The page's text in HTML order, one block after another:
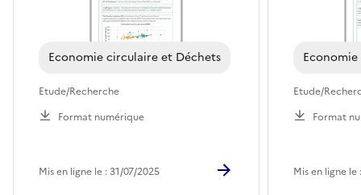
Economie circulaire et Déchets
Etude/Recherche
Format numérique
Mis en ligne le : 31/07/2025
Etude/
Format
Mis en ligne le